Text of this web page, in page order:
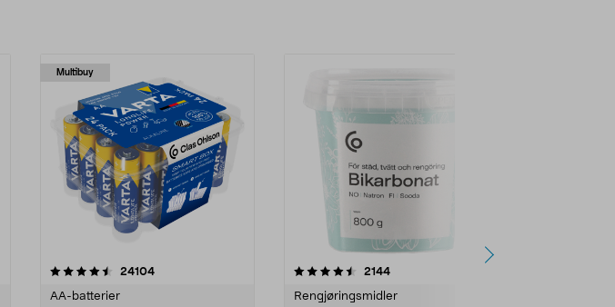
Multibuy
24104anmeldelser
AA-batterier
4.5av 5 stjerner 2144anmeldelser
Rengjøringsmidler
4.0av 5 stjerner